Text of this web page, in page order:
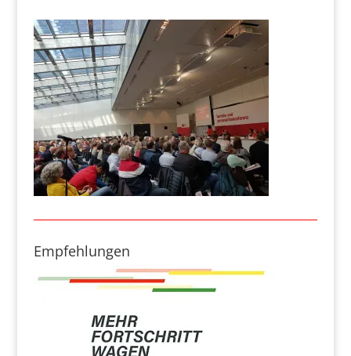
Empfehlungen